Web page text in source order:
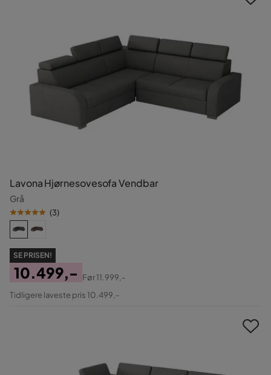
Lavona Hjørnesovesofa Vendbar
Grå
(3)
SE PRISEN!
Pris
10.499,-
Original
Før11.999,-
Tidligere laveste pris 10.499,-